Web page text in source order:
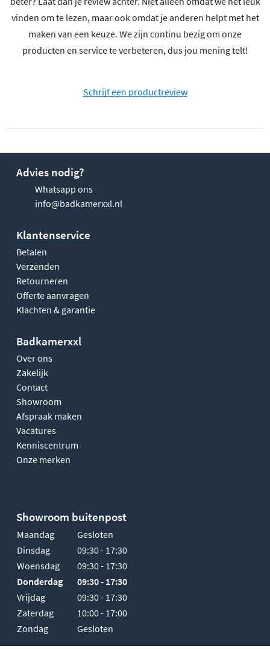
vinden om te lezen, maar ook omdat je anderen helpt met het
maken van een keuze. We zijn continu bezig om onze
producten en service te verbeteren, dus jou mening telt!
Schrijf een productreview
Advies nodig?
Whatsapp ons
info@badkamerxxl.nl
Klantenservice
Betalen
Verzenden
Retourneren
Offerte aanvragen
Klachten & garantie
Badkamerxxl
Over ons
Zakelijk
Contact
Showroom
Afspraak maken
Vacatures
Kenniscentrum
Onze merken
Showroom buitenpost
Maandag
Gesloten
Dinsdag
09:30 - 17:30
Woensdag
09:30 - 17:30
Donderdag
09:30 - 17:30
Vrijdag
09:30 - 17:30
Zaterdag
10:00 - 17:00
Zondag
Gesloten